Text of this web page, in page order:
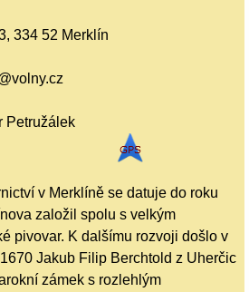
334 52 Merklín
Petružálek
v Merklíně se datuje do roku
založil spolu s velkým
pivovar. K dalšímu rozvoji došlo v
Jakub Filip Berchtold z Uherčic
zámek s rozlehlým